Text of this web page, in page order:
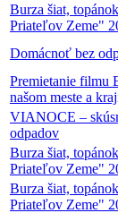
Burza šiat,
Priateľov Zeme"
Domácnoť bez
Premietanie filmu
našom meste a
VIANOCE –
odpadov
Burza šiat,
Priateľov Zeme"
Burza šiat,
Priateľov Zeme"